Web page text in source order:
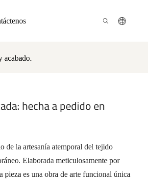
acabado.
hecha a pedido en
de la artesanía atemporal del tejido
Elaborada meticulosamente por
pieza es una obra de arte funcional única